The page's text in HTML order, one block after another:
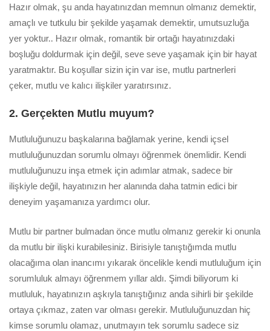
Hazır olmak, şu anda hayatınızdan memnun olmanız demektir,
amaçlı ve tutkulu bir şekilde yaşamak demektir, umutsuzluğa
yer yoktur.. Hazır olmak, romantik bir ortağı hayatınızdaki
boşluğu doldurmak için değil, seve seve yaşamak için bir hayat
yaratmaktır. Bu koşullar sizin için var ise, mutlu partnerleri
çeker, mutlu ve kalıcı ilişkiler yaratırsınız.
2. Gerçekten Mutlu muyum?
Mutluluğunuzu başkalarına bağlamak yerine, kendi içsel
mutluluğunuzdan sorumlu olmayı öğrenmek önemlidir. Kendi
mutluluğunuzu inşa etmek için adımlar atmak, sadece bir
ilişkiyle değil, hayatınızın her alanında daha tatmin edici bir
deneyim yaşamanıza yardımcı olur.
Mutlu bir partner bulmadan önce mutlu olmanız gerekir ki onunla
da mutlu bir ilişki kurabilesiniz. Birisiyle tanıştığımda mutlu
olacağıma olan inancımı yıkarak öncelikle kendi mutluluğum için
sorumluluk almayı öğrenmem yıllar aldı. Şimdi biliyorum ki
mutluluk, hayatınızın aşkıyla tanıştığınız anda sihirli bir şekilde
ortaya çıkmaz, zaten var olması gerekir. Mutluluğunuzdan hiç
kimse sorumlu olamaz, unutmayın tek sorumlu sadece siz